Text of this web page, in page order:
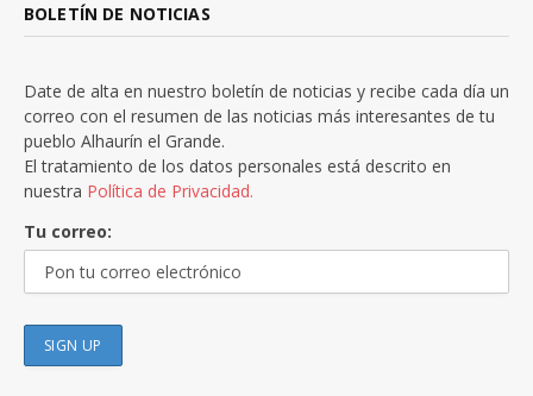
BOLETÍN DE NOTICIAS
Date de alta en nuestro boletín de noticias y recibe cada día un
correo con el resumen de las noticias más interesantes de tu
pueblo Alhaurín el Grande.
El tratamiento de los datos personales está descrito en
nuestra Política de Privacidad.
Tu correo: